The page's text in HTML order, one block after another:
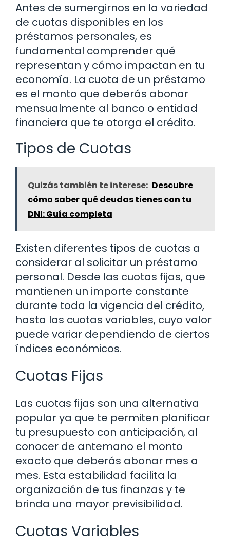
Antes de sumergirnos en la variedad
de cuotas disponibles en los
préstamos personales, es
fundamental comprender qué
representan y cómo impactan en tu
economía. La cuota de un préstamo
es el monto que deberás abonar
mensualmente al banco o entidad
financiera que te otorga el crédito.
Tipos de Cuotas
Quizás también te interese: Descubre
cómo saber qué deudas tienes con tu
DNI: Guía completa
Existen diferentes tipos de cuotas a
considerar al solicitar un préstamo
personal. Desde las cuotas fijas, que
mantienen un importe constante
durante toda la vigencia del crédito,
hasta las cuotas variables, cuyo valor
puede variar dependiendo de ciertos
índices económicos.
Cuotas Fijas
Las cuotas fijas son una alternativa
popular ya que te permiten planificar
tu presupuesto con anticipación, al
conocer de antemano el monto
exacto que deberás abonar mes a
mes. Esta estabilidad facilita la
organización de tus finanzas y te
brinda una mayor previsibilidad.
Cuotas Variables